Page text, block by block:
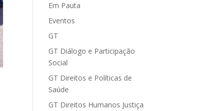
Em Pauta
Eventos
GT
GT Diálogo e Participação
Social
GT Direitos e Políticas de
Saúde
GT Direitos Humanos Justiça